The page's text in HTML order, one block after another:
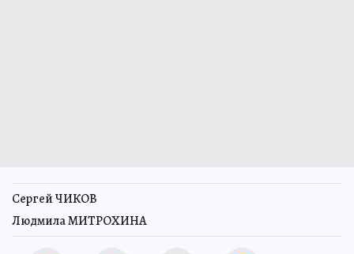
Сергей ЧИКОВ
Людмила МИТРОХИНА